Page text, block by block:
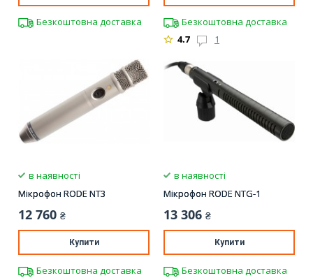
Безкоштовна доставка
Безкоштовна доставка
4.7
1
в наявності
Мікрофон RODE NT3
12 760 ₴
Купити
Безкоштовна доставка
в наявності
Мікрофон RODE NTG-1
13 306 ₴
Купити
Безкоштовна доставка